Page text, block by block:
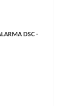
DSC -